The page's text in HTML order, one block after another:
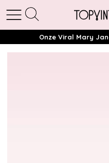
Onze Viral Mary